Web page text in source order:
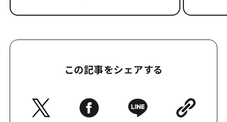
この記事をシェアする